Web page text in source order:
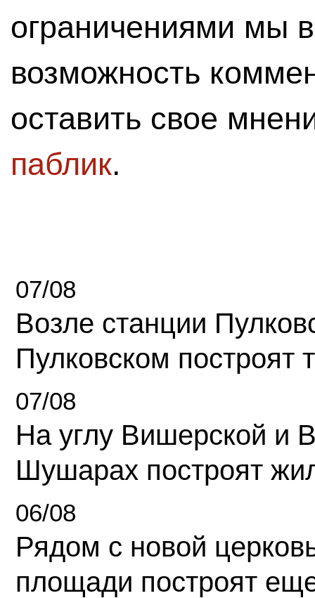
ограничениями мы
возможность
оставить свое
паблик.
07/08
Возле станции
Пулковском построят
07/08
На углу Вишерской и
Шушарах построят
06/08
Рядом с новой
площади построят